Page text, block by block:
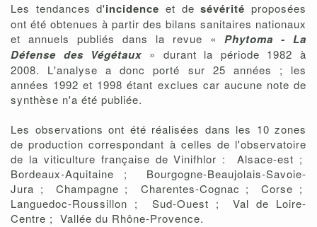
Les tendances d'incidence et desévérité proposées
ont été obtenues à partir des bilans sanitaires nationaux
et annuels publiés dans la revue « Phytoma - La
Défense des Végétaux » durant la période 1982 à
2008. L'analyse a donc porté sur 25 années ; les
années 1992 et 1998 étant exclues car aucune note de
synthèse n'a été publiée.
Les observations ont été réalisées dans les 10 zones
de production correspondant à celles de l'observatoire
de la viticulture française de Vinifhlor : Alsace-est ;
Bordeaux-Aquitaine ; Bourgogne-Beaujolais-Savoie-
Jura ; Champagne ; Charentes-Cognac ; Corse ;
Languedoc-Roussillon ; Sud-Ouest ; Val de Loire-
Centre ; Vallée du Rhône-Provence.